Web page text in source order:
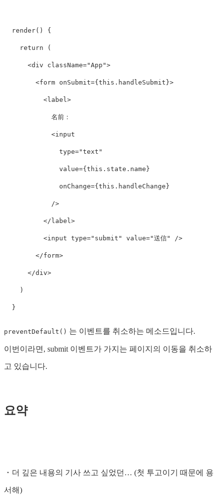
render() {
return (
<div className="App">
<form onSubmit={this . handleSubmit}>
<label >
            名前：
<input
type="text"
value={this . state . name}
onChange={this . handleChange}
/>
</label >
<input type="submit" value="送信" />
</form>
</div>
)
}
preventDefault() 는 이벤트를 취소하는 메소드입니다.
이번이라면, submit 이벤트가 가지는 페이지의 이동을 취소하
고 있습니다.
요약
・더 깊은 내용의 기사 쓰고 싶었던… (첫 투고이기 때문에 용
서해)